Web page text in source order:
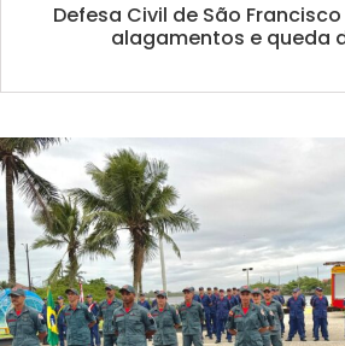
Defesa Civil de São
alagamentos e queda